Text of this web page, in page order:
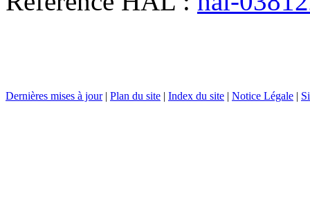
Dernières mises à jour| Plan du site | Index du site | Notice Légale |